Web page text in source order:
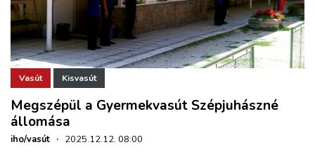
Vasút Kisvasút
Megszépül a Gyermekvasút Szépjuhászné
állomása
iho/vasút · 2025.12.12. 08:00